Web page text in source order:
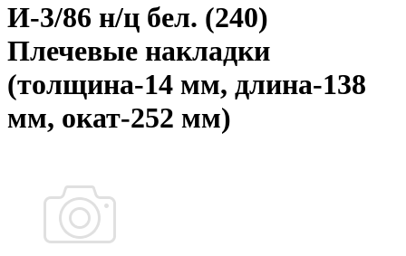
И-3/86 н/ц бел. (240)
Плечевые накладки
(толщина-14 мм, длина-138
мм, окат-252 мм)